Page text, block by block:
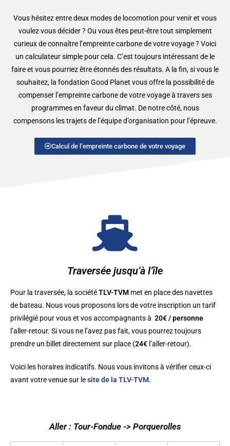
Vous hésitez entre deux modes de locomotion pour venir et vous
voulez vous décider ? Ou vous êtes peut-être tout simplement
curieux de connaître l’empreinte carbone de votre voyage ? Voici
un calculateur simple pour cela. C’est toujours intéressant de le
faire et vous pourriez être étonnés des résultats. A la fin, si vous le
souhaitez, la fondation Good Planet vous offre la possibilité de
compenser l’empreinte carbone de votre voyage à travers ses
programmes en faveur du climat. De notre côté, nous
compensons les trajets de l’équipe d’organisation pour l’épreuve.
Calcul de l’empreinte carbone de votre voyage
Traversée jusqu’à l’île
Pour la traversée, la sociétéTLV-TVM met en place des navettes
de bateau. Nous vous proposons lors de votre inscription un tarif
privilégié pour vous et vos accompagnants à 20€ / personne
l’aller-retour. Si vous ne l’avez pas fait, vous pourrez toujours
prendre un billet directement sur place (24€ l’aller-retour).
Voici les horaires indicatifs. Nous vous invitons à vérifier ceux-ci
avant votre venue sur lesite de la TLV-TVM.
Aller : Tour-Fondue -> Porquerolles